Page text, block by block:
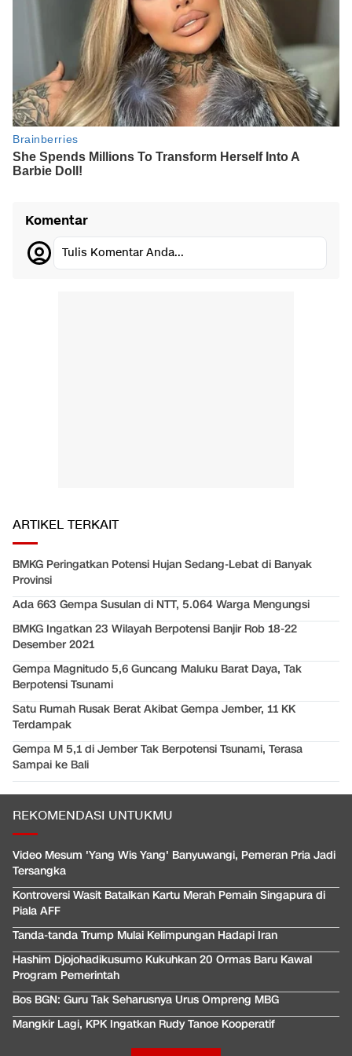
Komentar
Tulis Komentar Anda...
ARTIKEL TERKAIT
BMKG Peringatkan Potensi Hujan Sedang-Lebat di Banyak
Provinsi
Ada 663 Gempa Susulan di NTT, 5.064 Warga Mengungsi
BMKG Ingatkan 23 Wilayah Berpotensi Banjir Rob 18-22
Desember 2021
Gempa Magnitudo 5,6 Guncang Maluku Barat Daya, Tak
Berpotensi Tsunami
Satu Rumah Rusak Berat Akibat Gempa Jember, 11 KK
Terdampak
Gempa M 5,1 di Jember Tak Berpotensi Tsunami, Terasa
Sampai ke Bali
REKOMENDASI UNTUKMU
Video Mesum 'Yang Wis Yang' Banyuwangi, Pemeran Pria Jadi
Tersangka
Kontroversi Wasit Batalkan Kartu Merah Pemain Singapura di
Piala AFF
Tanda-tanda Trump Mulai Kelimpungan Hadapi Iran
Hashim Djojohadikusumo Kukuhkan 20 Ormas Baru Kawal
Program Pemerintah
Bos BGN: Guru Tak Seharusnya Urus Ompreng MBG
Mangkir Lagi, KPK Ingatkan Rudy Tanoe Kooperatif